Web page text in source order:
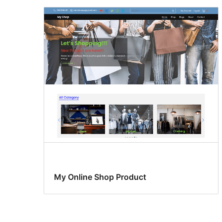
My Online Shop Product